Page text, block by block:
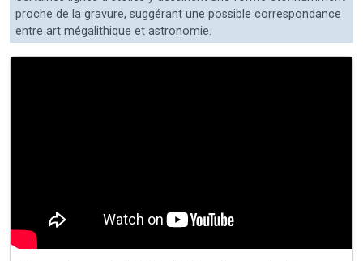
proche de la gravure, suggérant une possible correspondance
entre art mégalithique et astronomie.